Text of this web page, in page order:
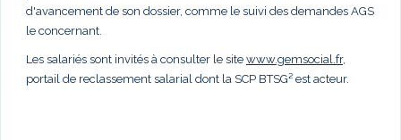
d'avancement de son dossier, comme le suivi des demandes AGS
le concernant.
Les salariés sont invités à consulter le site www.gemsocial.fr,
portail de reclassement salarial dont la SCP BTSG² est acteur.